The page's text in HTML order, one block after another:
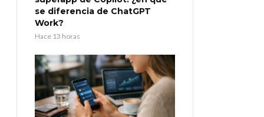
se diferencia de ChatGPT
Work?
Hace 13 horas